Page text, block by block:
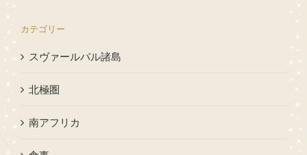
カテゴリー
スヴァールバル諸島
北極圏
南アフリカ